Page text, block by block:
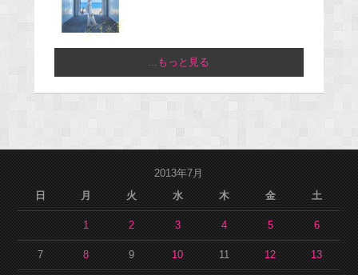
...もっと見る
2013年7月
日
月 火 水 木 金 土
1 2 3 4 5 6
7 8 9 10 11 12 13